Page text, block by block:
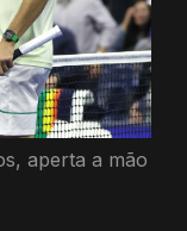
aperta a mão